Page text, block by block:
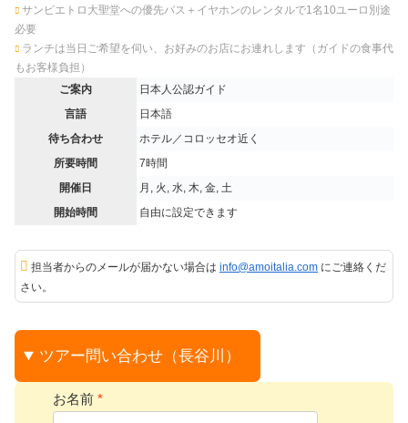
サンピエトロ大聖堂への優先パス＋イヤホンのレンタルで1名10ユーロ別途
必要
ランチは当日ご希望を伺い、お好みのお店にお連れします（ガイドの食事代
もお客様負担）
ご案内
日本人公認ガイド
言語
日本語
待ち合わせ
ホテル／コロッセオ近く
所要時間
7時間
開催日
月, 火, 水, 木, 金, 土
開始時間
自由に設定できます
担当者からのメールが届かない場合は info@amoitalia.com にご連絡くだ
さい。
ツアー問い合わせ（長谷川）
お名前 *